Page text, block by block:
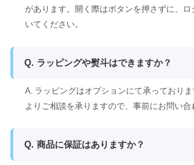
があります。開く際はボタンを押さずに、
いてください。
Q. ラッピングや熨斗はできますか？
A. ラッピングはオプションにて承っており
よりご相談を承りますので、事前にお問い合
Q. 商品に保証はありますか？